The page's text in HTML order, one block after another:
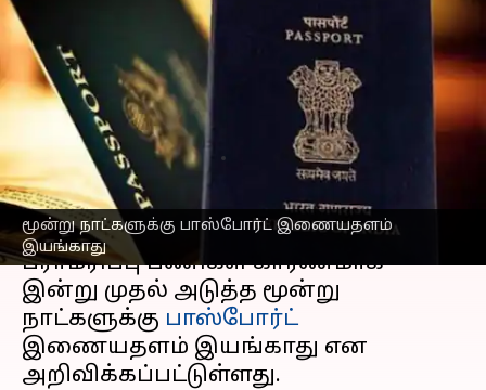
மூன்று நாட்களுக்கு பாஸ்போர்ட் இணையதளம்
இயங்காது
இன்று முதல் 3
நாட்களுக்கு பாஸ்போர்ட்
சேவை இணையதளம்
இயங்காது
எழுதியவர் Venkatalakshmi V Sep 20, 2024 11:51 am
செய்தி முன்னோட்டம்
பராமரிப்பு பணிகள் காரணமாக
இன்று முதல் அடுத்த மூன்று
நாட்களுக்கு பாஸ்போர்ட்
இணையதளம் இயங்காது என
அறிவிக்கப்பட்டுள்ளது.